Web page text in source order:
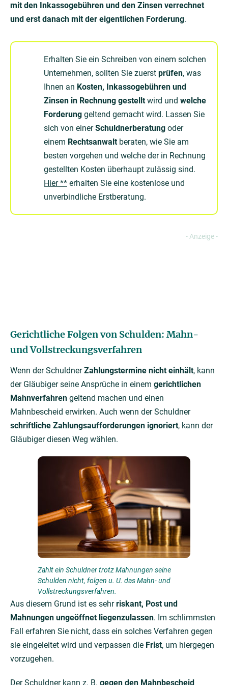
mit den Inkassogebühren und den Zinsen verrechnet
und erst danach mit der eigentlichen Forderung.
Erhalten Sie ein Schreiben von einem solchen
Unternehmen, sollten Sie zuerst prüfen, was
Ihnen an Kosten, Inkassogebühren und
Zinsen in Rechnung gestelltwird und welche
Forderung geltend gemacht wird. Lassen Sie
sich von einerSchuldnerberatung oder
einem Rechtsanwaltberaten, wie Sie am
besten vorgehen und welche der in Rechnung
gestellten Kosten überhaupt zulässig sind.
Hier ** erhalten Sie eine kostenlose und
unverbindliche Erstberatung.
Gerichtliche Folgen von Schulden: Mahn-
und Vollstreckungsverfahren
Wenn der SchuldnerZahlungstermine nicht einhält, kann
der Gläubiger seine Ansprüche in einem gerichtlichen
Mahnverfahren geltend machen und einen
Mahnbescheid erwirken. Auch wenn der Schuldner
schriftliche Zahlungsaufforderungen ignoriert, kann der
Gläubiger diesen Weg wählen.
Zahlt ein Schuldner trotz Mahnungen seine
Schulden nicht, folgen u. U. das Mahn- und
Vollstreckungs­verfahren.
Aus diesem Grund ist es sehrriskant, Post und
Mahnungen ungeöffnet liegenzulassen. Im schlimmsten
Fall erfahren Sie nicht, dass ein solches Verfahren gegen
sie eingeleitet wird und verpassen die Frist, um hiergegen
vorzugehen.
Der Schuldner kann z. B. gegen den Mahnbescheid